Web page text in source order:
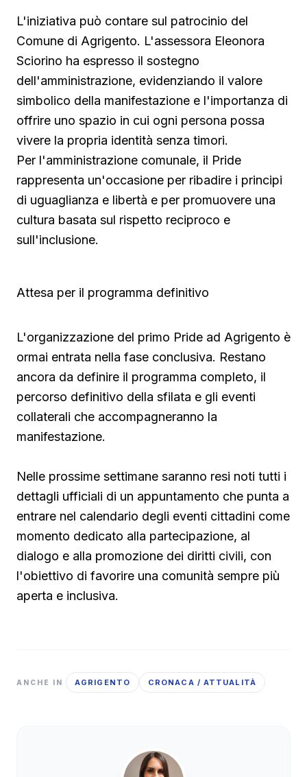
L'iniziativa può contare sul patrocinio del
Comune di Agrigento. L'assessora Eleonora
Sciorino ha espresso il sostegno
dell'amministrazione, evidenziando il valore
simbolico della manifestazione e l'importanza di
offrire uno spazio in cui ogni persona possa
vivere la propria identità senza timori.
Per l'amministrazione comunale, il Pride
rappresenta un'occasione per ribadire i principi
di uguaglianza e libertà e per promuovere una
cultura basata sul rispetto reciproco e
sull'inclusione.
Attesa per il programma definitivo
L'organizzazione del primo Pride ad Agrigento è
ormai entrata nella fase conclusiva. Restano
ancora da definire il programma completo, il
percorso definitivo della sfilata e gli eventi
collaterali che accompagneranno la
manifestazione.
Nelle prossime settimane saranno resi noti tutti i
dettagli ufficiali di un appuntamento che punta a
entrare nel calendario degli eventi cittadini come
momento dedicato alla partecipazione, al
dialogo e alla promozione dei diritti civili, con
l'obiettivo di favorire una comunità sempre più
aperta e inclusiva.
ANCHE IN AGRIGENTO CRONACA / ATTUALITÀ